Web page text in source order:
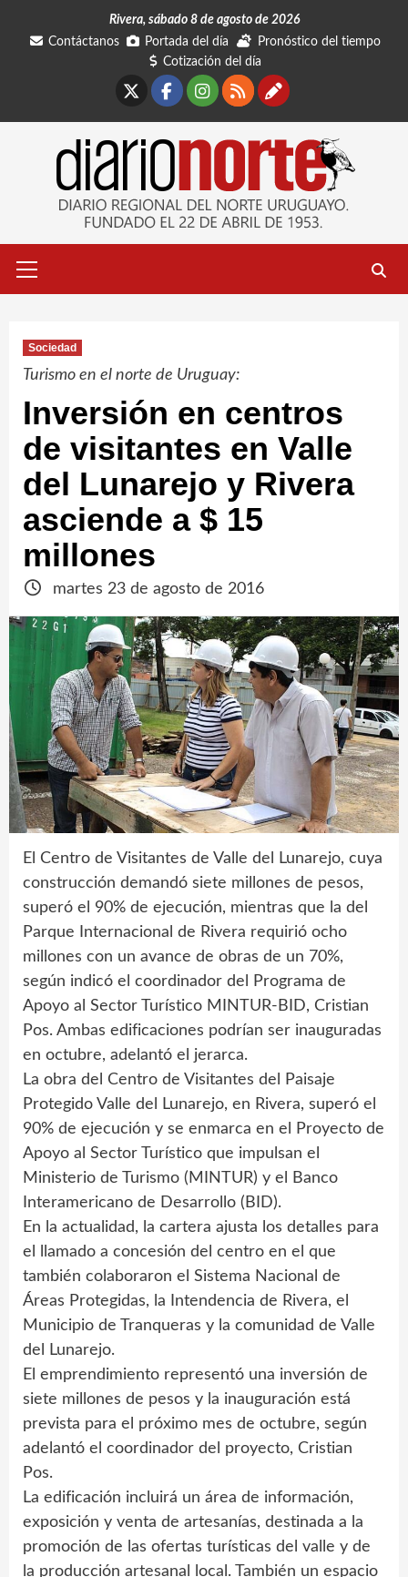
Rivera, sábado 8 de agosto de 2026
Contáctanos
Portada del día
Pronóstico del tiempo
Cotización del día
Facebook
Instagram
RSSContáctanos
primario
Sociedad
Turismo en el norte de Uruguay:
Inversión en centros
de visitantes en Valle
del Lunarejo y Rivera
asciende a $ 15
millones
martes 23 de agosto de 2016
El Centro de Visitantes de Valle del Lunarejo, cuya
construcción demandó siete millones de pesos,
superó el 90% de ejecución, mientras que la del
Parque Internacional de Rivera requirió ocho
millones con un avance de obras de un 70%,
según indicó el coordinador del Programa de
Apoyo al Sector Turístico MINTUR-BID, Cristian
Pos. Ambas edificaciones podrían ser inauguradas
en octubre, adelantó el jerarca.
La obra del Centro de Visitantes del Paisaje
Protegido Valle del Lunarejo, en Rivera, superó el
90% de ejecución y se enmarca en el Proyecto de
Apoyo al Sector Turístico que impulsan el
Ministerio de Turismo (MINTUR) y el Banco
Interamericano de Desarrollo (BID).
En la actualidad, la cartera ajusta los detalles para
el llamado a concesión del centro en el que
también colaboraron el Sistema Nacional de
Áreas Protegidas, la Intendencia de Rivera, el
Municipio de Tranqueras y la comunidad de Valle
del Lunarejo.
El emprendimiento representó una inversión de
siete millones de pesos y la inauguración está
prevista para el próximo mes de octubre, según
adelantó el coordinador del proyecto, Cristian
Pos.
La edificación incluirá un área de información,
exposición y venta de artesanías, destinada a la
promoción de las ofertas turísticas del valle y de
la producción artesanal local. También un espacio